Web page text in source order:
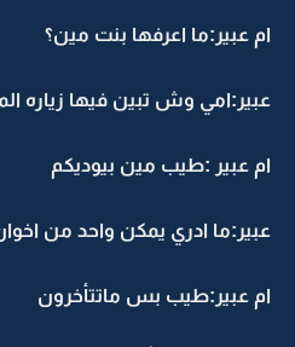
ام عبير:ما اعرفها بنت مين؟
عبير:امي وش تبين فيها زياره
ام عبير :طيب مين بيوديكم
عبير:ما ادري يمكن واحد من
ام عبير:طيب بس ماتتأخرون